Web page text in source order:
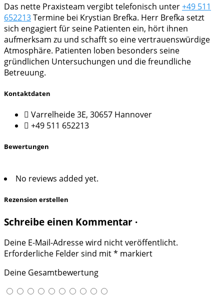
Das nette Praxisteam vergibt telefonisch unter+49 511
652213Termine bei Krystian Brefka. Herr Brefka setzt
sich engagiert für seine Patienten ein, hört ihnen
aufmerksam zu und schafft so eine vertrauenswürdige
Atmosphäre. Patienten loben besonders seine
gründlichen Untersuchungen und die freundliche
Betreuung.
Kontaktdaten
Varrelheide 3E, 30657 Hannover
+49 511 652213
Bewertungen
No reviews added yet.
Rezension erstellen
Schreibe einen Kommentar ·
Deine E-Mail-Adresse wird nicht veröffentlicht.
Erforderliche Felder sind mit* markiert
Deine Gesamtbewertung